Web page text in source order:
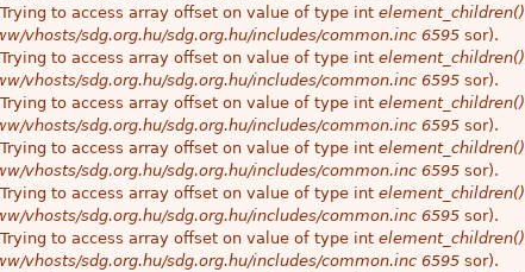
to access array offset on value of type int element_children()
vhosts/sdg.org.hu/sdg.org.hu/includes/common.inc 6595 sor).
to access array offset on value of type int element_children()
vhosts/sdg.org.hu/sdg.org.hu/includes/common.inc 6595 sor).
to access array offset on value of type int element_children()
vhosts/sdg.org.hu/sdg.org.hu/includes/common.inc 6595 sor).
to access array offset on value of type int element_children()
vhosts/sdg.org.hu/sdg.org.hu/includes/common.inc 6595 sor).
to access array offset on value of type int element_children()
vhosts/sdg.org.hu/sdg.org.hu/includes/common.inc 6595 sor).
to access array offset on value of type int element_children()
vhosts/sdg.org.hu/sdg.org.hu/includes/common.inc 6595 sor).